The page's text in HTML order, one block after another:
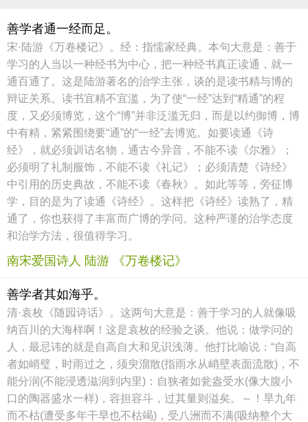
善学者通一经而足。
宋·陆游《万卷楼记》。经：指懦家经典。本句大意是：善于
学习的人当以一种经书为中心，把一种经书真正读通，就一
通百通了。这是陆游著名的治学主张，谈的是读书精与博的
辩证关系。读书宜精不宜滥，为了使“一经”达到“精通”的程
度，又必须博览，这个“博”并非泛滥无归，而是以约御博，博
中有精，紧紧围绕要“通”的“一经”去博览。如要读通《诗
经》，就必须训诂名物，通古今异音，不能不读《尔雅》；
必须明了礼制服饰，不能不读《礼记》；必须清楚《诗经》
中引用的历史典故，不能不读《春秋》。如此等等，旁征博
学，目的是为了读通《诗经》。这样把《诗经》读熟了，精
通了，你也获得了丰富而广博的学问。这种严谨的治学态度
和治学方法，很值得学习。
南宋爱国诗人 陆游 《万卷楼记》
善学者其如海乎。
清·袁枚《随园诗话》。这两句大意是：善于学习的人就像吸
纳百川的大海样啊！这是袁枚的经验之谈。他说：做学问的
人，最忌讳的就是自高自大和见识浅薄。他打比喻说：“自高
者如峭璧，时雨过之，须臾溜散(指雨水从峭壁表面流散)，不
能分润(不能浸透滋润到内里)：自狭者如瓮盎受水(像大腹小
口的陶器盛水一样)，容担容斗，过其量则溢矣。～！旱九年
而不枯(遭受多年干旱也不枯竭)，受八洲而不满(吸纳整个大